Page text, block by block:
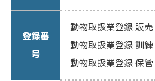
登録番
号
動物取扱業登録 販
動物取扱業登録 訓
動物取扱業登録 保